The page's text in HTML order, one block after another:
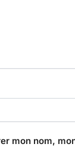
mon nom,